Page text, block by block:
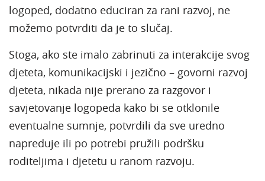
logoped, dodatno educiran za rani razvoj, ne
možemo potvrditi da je to slučaj.
Stoga, ako ste imalo zabrinuti za interakcije svog
djeteta, komunikacijski i jezično – govorni razvoj
djeteta, nikada nije prerano za razgovor i
savjetovanje logopeda kako bi se otklonile
eventualne sumnje, potvrdili da sve uredno
napreduje ili po potrebi pružili podršku
roditeljima i djetetu u ranom razvoju.